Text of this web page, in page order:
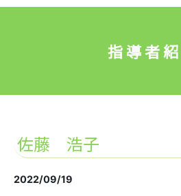
指導者
佐藤 浩子
2022/09/19